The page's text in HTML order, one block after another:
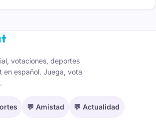
votaciones, deportes
en español. Juega, vota
💬 Amistad 💬 Actualidad